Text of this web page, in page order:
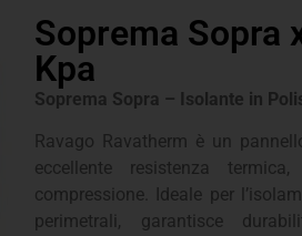
Soprema Sopra
Kpa
Soprema Sopra – Isolante in
Ravago Ravatherm è un
eccellente resistenza
compressione. Ideale per
perimetrali, garantisce